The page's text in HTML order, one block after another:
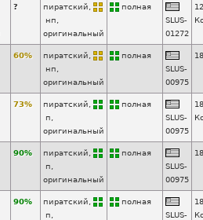
?
пиратский,
нп
оригинальный
полная
SLUS-
01272
60%
пиратский,
нп
оригинальный
полная
SL US-
00975
73%
пиратский,
п
оригинальный
полная
SLUS-
00975
90%
пиратский,
п
оригинальный
полная
SL US-
00975
90%
пиратский,
п
полная
SLUS-